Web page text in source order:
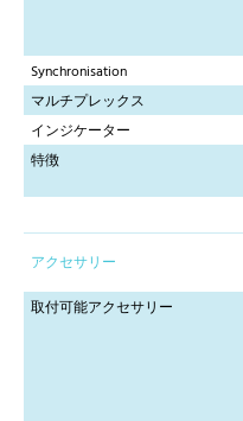
Synchronisation
マルチプレックス
インジケーター
特徴
アクセサリー
取付可能アクセサリー